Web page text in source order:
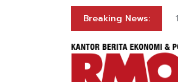
Breaking News: